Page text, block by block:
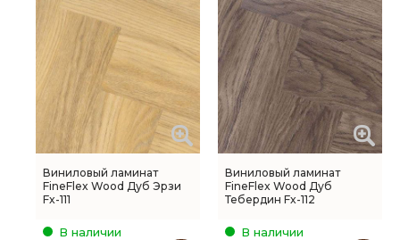
Виниловый ламинат
FineFlex Wood Дуб Эрзи
Fx-111
В наличии
Виниловый ламинат
FineFlex Wood Дуб
Тебердин Fx-112
В наличии